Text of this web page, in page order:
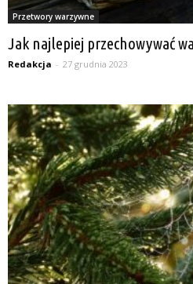
Przetwory warzywne
Jak najlepiej przechowywać
Redakcja - 27 grudnia 2023